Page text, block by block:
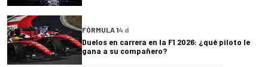
FÓRMULA 14 d
Duelos en carrera en la F1 2026: ¿qué piloto le
gana a su compañero?